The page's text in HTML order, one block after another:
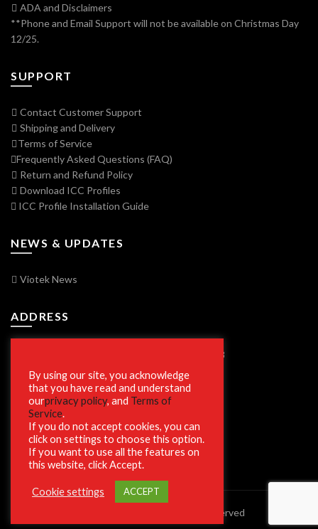
ADA and Disclaimers
**Phone and Email Support will not be available on Christmas Day
12/25.
SUPPORT
Contact Customer Support
Shipping and Delivery
Terms of Service
Frequently Asked Questions (FAQ)
Return and Refund Policy
Download ICC Profiles
ICC Profile Installation Guide
NEWS & UPDATES
Viotek News
ADDRESS
7250 Vorden Parkway, South Bend, IN 46628
SECURE SHOPPING
© 2023 Viotek.com. All rights reserved
By using our site, you acknowledge
that you have read and understand
ourprivacy policy, and Terms of
Service.
If you do not accept cookies, you can
click on settings to choose this option.
If you want to use all the features on
this website, click Accept.
Cookie settings ACCEPT